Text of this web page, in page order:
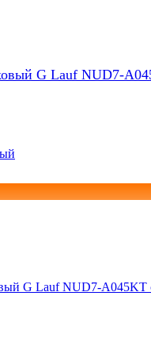
G Lauf NUD7-